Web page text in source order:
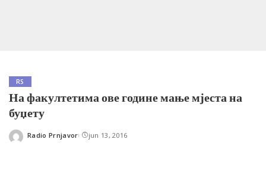
RS
На факултетима ове године мање мјеста на
буџету
Posted
Radio Prnjavor jun 13, 2016